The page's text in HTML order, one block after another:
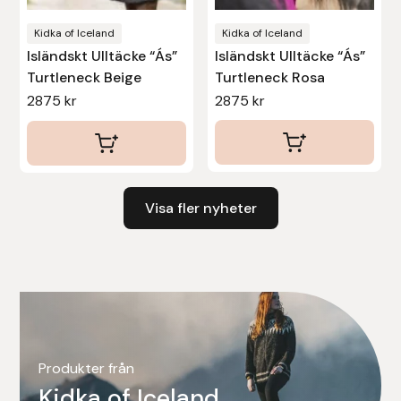
Kidka of Iceland
Isländskt Ulltäcke “Ás”
Turtleneck Beige
2875kr
Kidka of Iceland
Isländskt Ulltäcke “Ás”
Turtleneck Rosa
2875 kr
Visa fler nyheter
Produkter från
Uhip
Uvex
Vals